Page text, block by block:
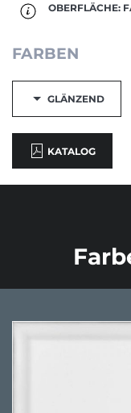
OBERFLÄCHE:
FARBEN
GLÄNZEND
KATALOG